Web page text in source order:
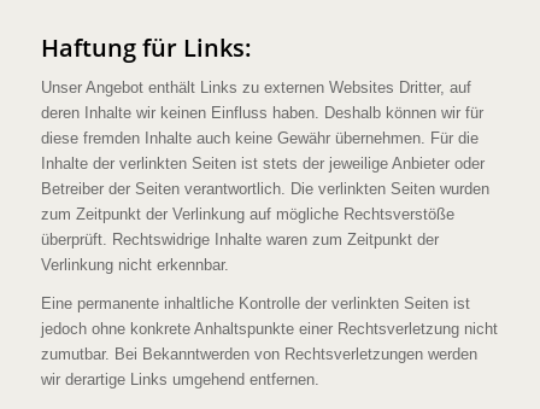
Haftung für Links:
Unser Angebot enthält Links zu externen Websites Dritter, auf
deren Inhalte wir keinen Einfluss haben. Deshalb können wir für
diese fremden Inhalte auch keine Gewähr übernehmen. Für die
Inhalte der verlinkten Seiten ist stets der jeweilige Anbieter oder
Betreiber der Seiten verantwortlich. Die verlinkten Seiten wurden
zum Zeitpunkt der Verlinkung auf mögliche Rechtsverstöße
überprüft. Rechtswidrige Inhalte waren zum Zeitpunkt der
Verlinkung nicht erkennbar.
Eine permanente inhaltliche Kontrolle der verlinkten Seiten ist
jedoch ohne konkrete Anhaltspunkte einer Rechtsverletzung nicht
zumutbar. Bei Bekanntwerden von Rechtsverletzungen werden
wir derartige Links umgehend entfernen.